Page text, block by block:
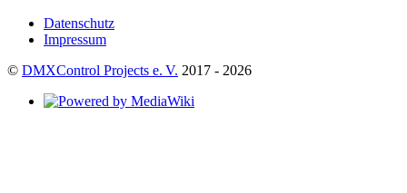
Datenschutz
Impressum
© DMXControl Projects e. V. 2017 - 2026